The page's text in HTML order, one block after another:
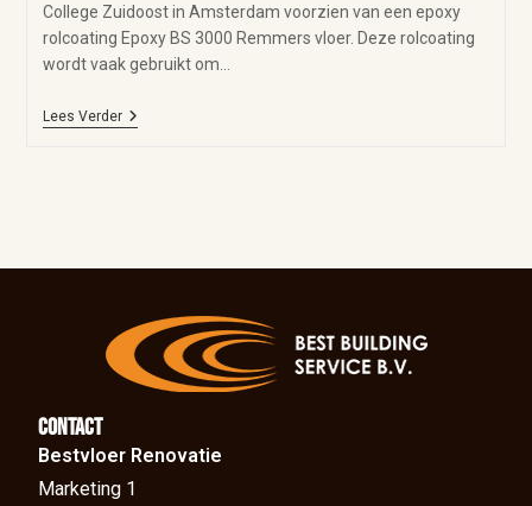
College Zuidoost in Amsterdam voorzien van een epoxy
rolcoating Epoxy BS 3000 Remmers vloer. Deze rolcoating
wordt vaak gebruikt om…
Lees Verder
Contact
Bestvloer Renovatie
Marketing 1